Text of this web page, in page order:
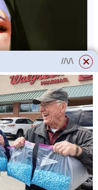
než 1,000 2,000.
v důsledku vadných